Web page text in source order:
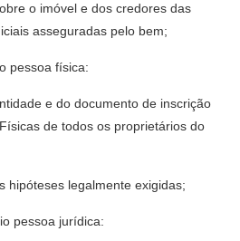
o imóvel e dos credores das
asseguradas pelo bem;
pessoa física:
e do documento de inscrição
de todos os proprietários do
hipóteses legalmente exigidas;
pessoa jurídica: